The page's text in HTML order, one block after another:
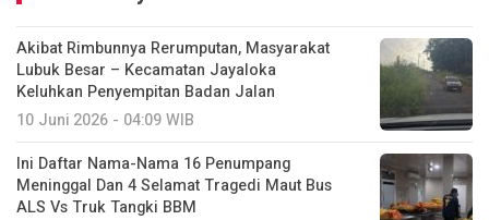
Akibat Rimbunnya Rerumputan, Masyarakat
Lubuk Besar – Kecamatan Jayaloka
Keluhkan Penyempitan Badan Jalan
10 Juni 2026 - 04:09 WIB
Ini Daftar Nama-Nama 16 Penumpang
Meninggal Dan 4 Selamat Tragedi Maut Bus
ALS Vs Truk Tangki BBM